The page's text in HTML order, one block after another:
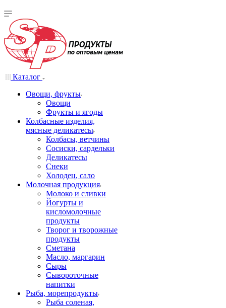
Каталог
Овощи, фрукты
Овощи
Фрукты и ягоды
Колбасные изделия,
мясные деликатесы
Колбасы, ветчины
Сосиски, сардельки
Деликатесы
Снеки
Холодец, сало
Молочная продукция
Молоко и сливки
Йогурты и
кисломолочные
продукты
Творог и творожные
продукты
Сметана
Масло, маргарин
Сыры
Сывороточные
напитки
Рыба, морепродукты
Рыба соленая,